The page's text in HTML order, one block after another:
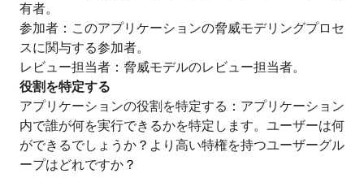
有者。
参加者 ： このアプリケーションの脅威モデリングプロセ
スに関与する参加者。
レビュー担当者 ： 脅威モデルのレビュー担当者。
役割を特定する
アプリケーションの役割を特定する ： アプリケーション
内で誰が何を実行できるかを特定します。ユーザーは何
ができるでしょうか？ より高い特権を持つユーザーグル
ープはどれですか？